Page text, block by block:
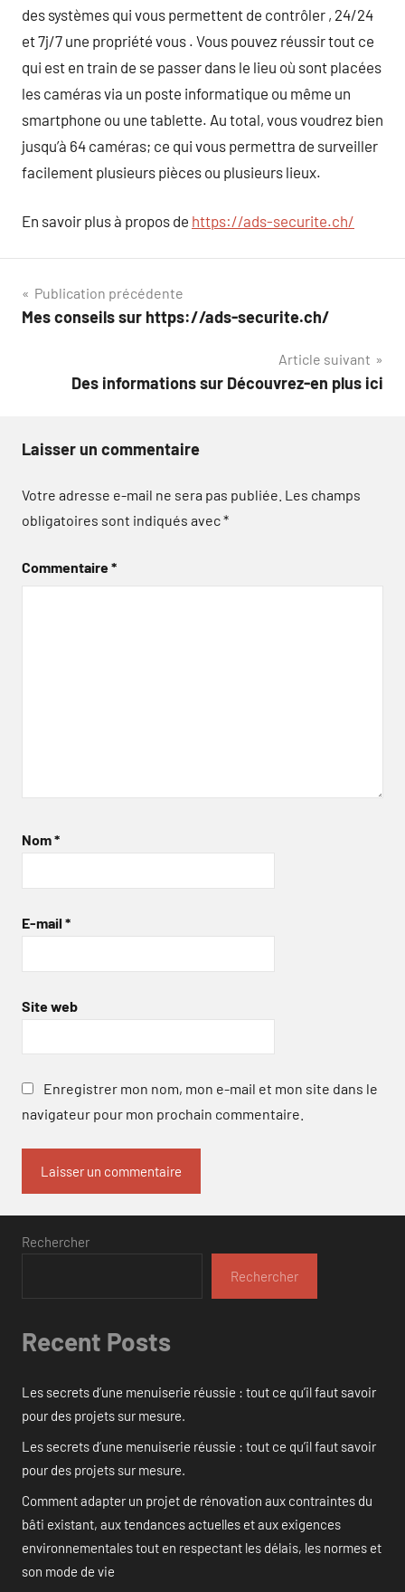
des systèmes qui vous permettent de contrôler , 24/24
et 7j/7 une propriété vous . Vous pouvez réussir tout ce
qui est en train de se passer dans le lieu où sont placées
les caméras via un poste informatique ou même un
smartphone ou une tablette. Au total, vous voudrez bien
jusqu’à 64 caméras; ce qui vous permettra de surveiller
facilement plusieurs pièces ou plusieurs lieux.
En savoir plus à propos de https://ads-securite.ch/
Navigation
de
Publication précédente
Mes conseils sur https://ads-securite.ch/
Article suivant
Des informations sur Découvrez-en plus ici
Laisser un commentaire
Votre adresse e-mail ne sera pas publiée. Les champs
obligatoires sont indiqués avec*
Commentaire*
Nom*
E-mail *
Site web
Enregistrer mon nom, mon e-mail et mon site dans le
navigateur pour mon prochain commentaire.
Rechercher
Rechercher
Recent Posts
Les secrets d’une menuiserie réussie : tout ce qu’il faut savoir
pour des projets sur mesure.
Les secrets d’une menuiserie réussie : tout ce qu’il faut savoir
pour des projets sur mesure.
Comment adapter un projet de rénovation aux contraintes du
bâti existant, aux tendances actuelles et aux exigences
environnementales tout en respectant les délais, les normes et
son mode de vie